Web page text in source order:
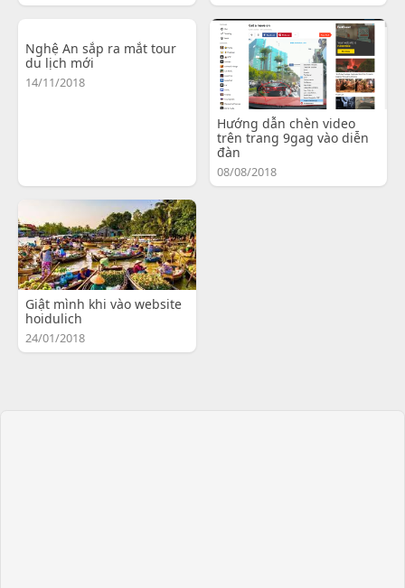
Nghệ An sắp ra mắt tour
du lịch mới
14/11/2018
Hướng dẫn chèn video
trên trang 9gag vào diễn
đàn
08/08/2018
Giật mình khi vào website
hoidulich
24/01/2018